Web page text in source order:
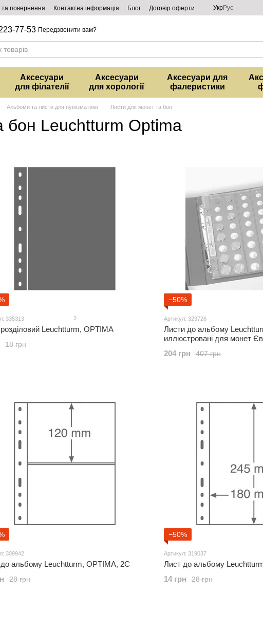
та повернення Контактна інформація Блог Договір оферти УкрРус
77-53 Передзвонити вам?
Аксесуари
для філателії
Аксесуари
для хорології
Аксесуари для
фалеристики
Альбоми та листи для нумізматики Листи для монет та бон
бон Leuchtturm Optima
335313 2
Leuchtturm, OPTIMA
18 грн
−50%
Артикул: 323726
Листи до альбому
иллюстровані для монет
407 грн
204 грн
309942
альбому Leuchtturm, OPTIMA, 2С
28 грн
−50%
Артикул: 319037
Лист до альбому
28 грн
14 грн